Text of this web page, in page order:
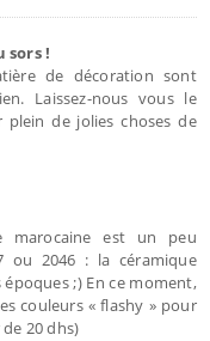
sors !
de décoration sont
Laissez-nous vous le
de jolies choses de
marocaine est un peu
ou 2046 : la céramique
;) En ce moment,
couleurs « flashy » pour
20 dhs)